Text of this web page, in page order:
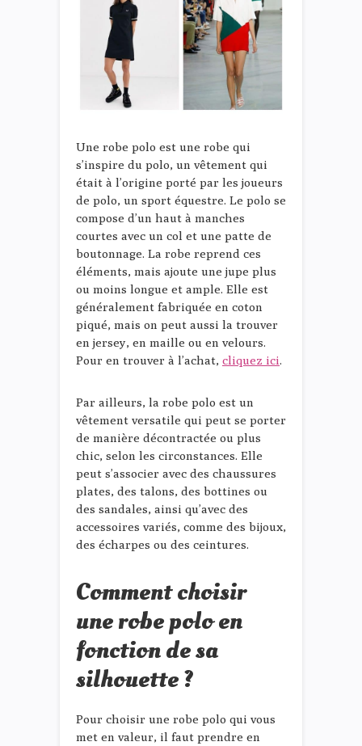
Une robe polo est une robe qui
s’inspire du polo, un vêtement qui
était à l’origine porté par les joueurs
de polo, un sport équestre. Le polo se
compose d’un haut à manches
courtes avec un col et une patte de
boutonnage. La robe reprend ces
éléments, mais ajoute une jupe plus
ou moins longue et ample. Elle est
généralement fabriquée en coton
piqué, mais on peut aussi la trouver
en jersey, en maille ou en velours.
Pour en trouver à l’achat, cliquez ici.
Par ailleurs, la robe polo est un
vêtement versatile qui peut se porter
de manière décontractée ou plus
chic, selon les circonstances. Elle
peut s’associer avec des chaussures
plates, des talons, des bottines ou
des sandales, ainsi qu’avec des
accessoires variés, comme des bijoux,
des écharpes ou des ceintures.
Comment choisir
une robe polo en
fonction de sa
silhouette ?
Pour choisir une robe polo qui vous
met en valeur, il faut prendre en